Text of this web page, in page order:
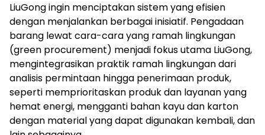
LiuGong ingin menciptakan sistem yang efisien
dengan menjalankan berbagai inisiatif. Pengadaan
barang lewat cara-cara yang ramah lingkungan
(green procurement) menjadi fokus utama LiuGong,
mengintegrasikan praktik ramah lingkungan dari
analisis permintaan hingga penerimaan produk,
seperti memprioritaskan produk dan layanan yang
hemat energi, mengganti bahan kayu dan karton
dengan material yang dapat digunakan kembali, dan